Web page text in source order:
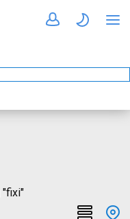
"fixi"